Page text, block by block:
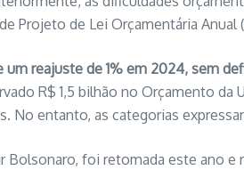
Projeto de Lei Orçamentária Anual
reajuste de 1% em 2024, sem
R$ 1,5 bilhão no Orçamento da
entanto, as categorias
Bolsonaro, foi retomada este ano